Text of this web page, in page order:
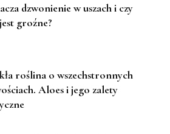
dzwonienie w uszach i czy
groźne?
roślina o wszechstronnych
Aloes i jego zalety